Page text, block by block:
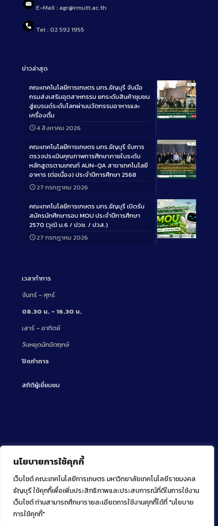
นโยบายการใช้คุกกี้
เว็บไซต์ คณะเทคโนโลยีการเกษตร มหาวิทยาลัยเทคโนโลยีราชมงคล
ธัญบุรี ใช้คุกกี้เพื่อเพิ่มประสิทธิภาพและประสบการณ์ที่ดีในการใช้งาน
เว็บไซต์ ท่านสามารถศึกษารายละเอียดการใช้งานคุกกี้ได้ที่ "นโยบาย
การใช้คุกกี้"
E-Mail : agr@rmutt.ac.th
Tel : 02 592 1955
ข่าวล่าสุด
Long
คณะเทคโนโลยีการเกษตร มทร.ธัญบุรี จับมือ
กรมส่งเสริมอุตสาหกรรม ยกระดับสินค้าชุมชน
สู่แบรนด์ระดับโลกผ่านนวัตกรรมอาหารและ
เครื่องดื่ม
4 สิงหาคม 2026
Long
คณะเทคโนโลยีการเกษตร มทร.ธัญบุรี รับการ
ตรวจประเมินคุณภาพการศึกษาภายในระดับ
หลักสูตรตามเกณฑ์ AUN-QA สาขาเทคโนโลยี
อาหาร (ต่อเนื่อง) ประจำปีการศึกษา 2568
27 กรกฎาคม 2026
Long
คณะเทคโนโลยีการเกษตร มทร.ธัญบุรี เปิดรับ
สมัครนักศึกษารอบ MOU ประจำปีการศึกษา
2570 (วุฒิ ม.6 / ปวช. / ปวส.)
27 กรกฎาคม 2026
เวลาทำการ
จันทร์ – ศุกร์
08.30 น. – 16.30 น.
เสาร์ – อาทิตย์
วันหยุดนักขัตฤกษ์
ปิดทำการ
สถิติผู้เยี่ยมชม
Copyright ⓒ 2022 คณะเทคโนโลยีการเกษตร มหาวิทยาลัย